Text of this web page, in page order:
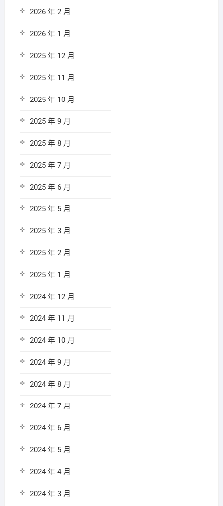
2026 年 2 月
2026 年 1 月
2025 年 12 月
2025 年 11 月
2025 年 10 月
2025 年 9 月
2025 年 8 月
2025 年 7 月
2025 年 6 月
2025 年 5 月
2025 年 3 月
2025 年 2 月
2025 年 1 月
2024 年 12 月
2024 年 11 月
2024 年 10 月
2024 年 9 月
2024 年 8 月
2024 年 7 月
2024 年 6 月
2024 年 5 月
2024 年 4 月
2024 年 3 月